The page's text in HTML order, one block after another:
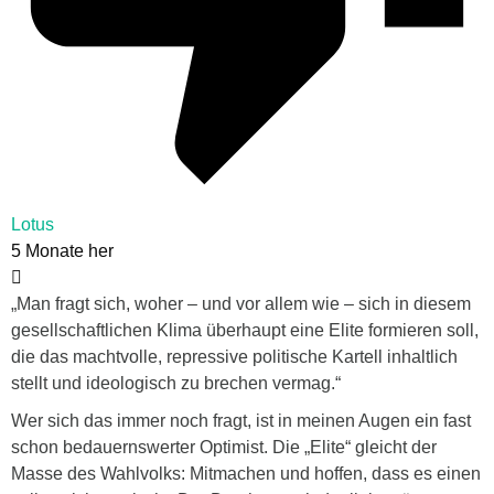
Lotus
5 Monate her
„Man fragt sich, woher – und vor allem wie – sich in diesem
gesellschaftlichen Klima überhaupt eine Elite formieren soll,
die das machtvolle, repressive politische Kartell inhaltlich
stellt und ideologisch zu brechen vermag.“
Wer sich das immer noch fragt, ist in meinen Augen ein fast
schon bedauernswerter Optimist. Die „Elite“ gleicht der
Masse des Wahlvolks: Mitmachen und hoffen, dass es einen